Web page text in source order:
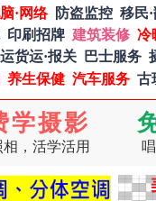
·网络
防盗监控 移民
印刷招牌 建筑装修 冷
货运·报关
巴士服务
养生保健 汽车服务 古
学摄影
，活学活用